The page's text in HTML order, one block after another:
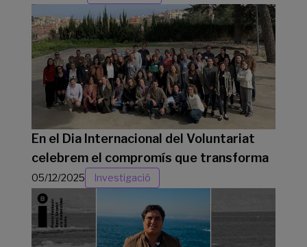
En el Dia Internacional del Voluntariat
celebrem el compromís que transforma
05/12/2025 Investigació